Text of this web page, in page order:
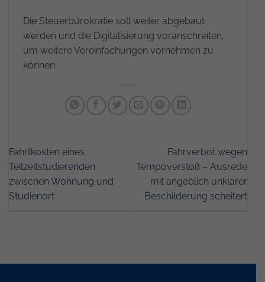
Die Steuerbürokratie soll weiter abgebaut
werden und die Digitalisierung voranschreiten,
um weitere Vereinfachungen vornehmen zu
können.
Fahrtkosten eines
Teilzeitstudierenden
zwischen Wohnung und
Studienort
Fahrverbot wegen
Tempoverstoß – Ausrede
mit angeblich unklarer
Beschilderung scheitert